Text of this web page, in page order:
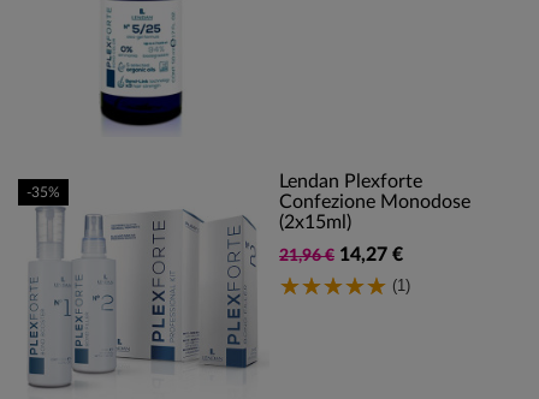
Lendan Plexforte
Confezione Monodose
(2x15ml)
21,96 € 14,27 €
(1)
-35%